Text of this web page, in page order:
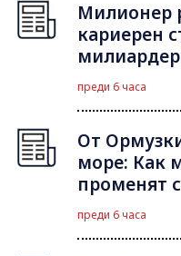
Милионер
кариерен
преди 6 часа
От
море: Как
променят
преди 6 часа